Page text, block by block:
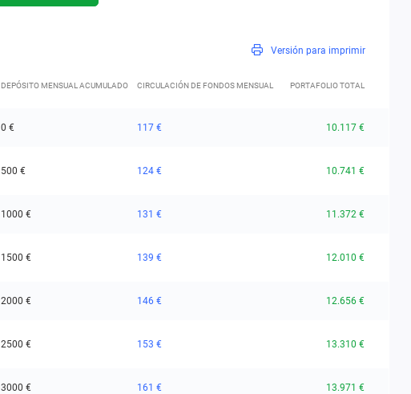
Versión para imprimir
DEPÓSITO MENSUAL ACUMULADO CIRCULACIÓN DE FONDOS MENSUAL PORTAFOLIO TOTAL
0 € 117 € 10.117 €
500 € 124 € 10.741 €
1000 € 131 € 11.372 €
1500 € 139 € 12.010 €
2000 € 146 € 12.656 €
2500 € 153 € 13.310 €
3000 € 161 € 13.971 €